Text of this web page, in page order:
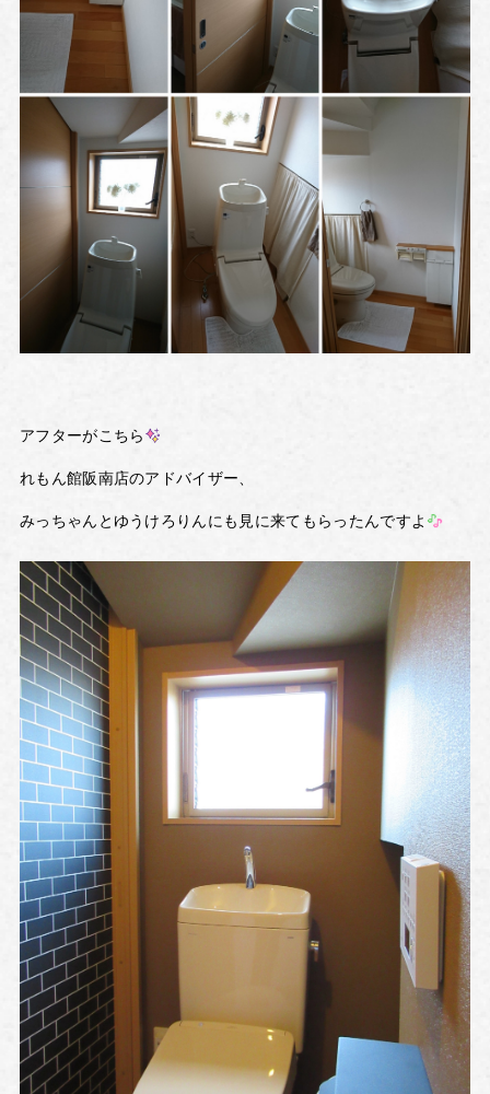
アフターがこちら
れもん館阪南店のアドバイザー、
みっちゃんとゆうけろりんにも見に来てもらったんですよ